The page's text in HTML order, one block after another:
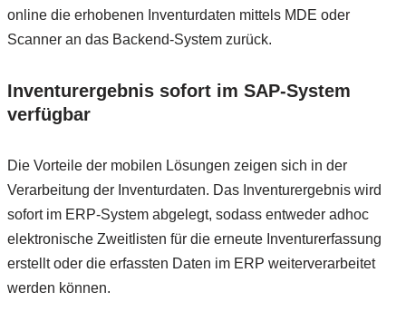
online die erhobenen Inventurdaten mittels MDE oder
Scanner an das Backend-System zurück.
Inventurergebnis sofort im SAP-System
verfügbar
Die Vorteile der mobilen Lösungen zeigen sich in der
Verarbeitung der Inventurdaten. Das Inventurergebnis wird
sofort im ERP-System abgelegt, sodass entweder adhoc
elektronische Zweitlisten für die erneute Inventurerfassung
erstellt oder die erfassten Daten im ERP weiterverarbeitet
werden können.